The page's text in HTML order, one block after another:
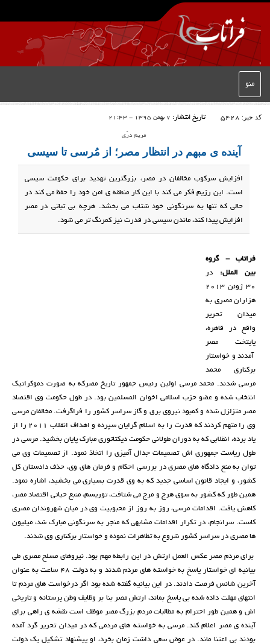
منو
کد خبر: 5428 تاریخ انتشار: 7 بهمن 1395 - 21:43
مریم درّی
آینده ی مبهم در انتظار مصر؛ از مُرسی تا سیسی
افزایش سرکوب مخالفان در مصر، بزرگترین تهدید برای حکومت سیسی
است. این رژیم فکر می کند با این کار منطقه ی امن خود را حفظ می کند در
حالی که تنها به سرنگونی خود شتاب می بخشد. هرچه بی ثباتی در مصر
افزایش پیدا کند، ماندن سیسی در قدرت نیز کمرنگ تر می شود.
فراتاب - گروه
بین الملل: در
30 ژوئن 2013
هزاران مصری به
میدان تحریر
واقع در قاهره،
پایتخت مصر
آمدند و خواستار
برکناری محمد
مرسی شدند. محمد مرسی اولین رئیس جمهور تاریخ مصرکه به صورت دموکراتیک
انتخاب شده و عضو حزب اسلامی اخوان المسلمین بود. در طول حکومت وی اقتصاد
مصر متزلزل شده و کمبود نیروی برق و گاز سراسر کشور را فراگرفت. مخالفان مرسی
وی را متهم کردند که قدرت را به اسلام گرایان سپرده و اهداف انقلاب 2011 را از
یاد برده، انقلابی که به دوران طولانی حکومت دیکتاتوری مبارک پایان بخشید. مرسی در
طول ریاست جمهوری اش تصمیمات جدال آمیزی را اتخاذ نمود. از تصمیمات وی می
توان به منع دادگاه های مصری در بررسی احکام و فرمان های وی، حذف دادستان کل
کشور، و ایجاد قانون اساسی جدید که به وی قدرت بسیاری می بخشید، اشاره نمود.
همین طور که کشور به سوی هرج و مرج می شتافت، توریسم، منبع حیاتی اقتصاد مصر،
کاهش یافت. اقدامات مرسی، روز به روز از محبوبیت وی در میان شهروندان مصری
کاست. سرانجام، در تکرار اقدامات مشابهی که منجر به سرنگونی مبارک شد، میلیون
ها مصری در سراسر کشور شروع به تظاهرات نموده و خواستار برکناری وی شدند.
برای مردم مصر عکس العمل ارتش در این رابطه مهم بود. نیروهای مسلح مصری طی
بیانیه ای خواستار پاسخ به خواسته های مردم شدند و به دولت 48 ساعت به عنوان
آخرین شانس فرصت دادند. در این بیانیه گفته شده بود اگر درخواست های مردم تا
انتهای مهلت داده شده بی پاسخ بماند، ارتش مصر بنا بر وظایف وطن پرستانه و تاریخی
اش و همین طور احترام به مطالبات مردم بزرگ مصر موظف است نقشه ی راهی برای
آینده ی مصر اعلام کند. مرسی به خواسته های مردمی که در میدان تحریر گرد آمده
بودند بی اعتنا ماند. در عوض سعی داشت زمان بخرد، او پیشنهاد تشکیل یک دولت